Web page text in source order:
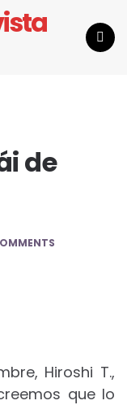
de
Hiroshi T.,
que lo